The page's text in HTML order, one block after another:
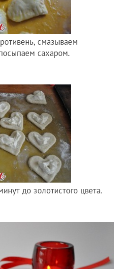
смазываем
сахаром.
до золотистого цвета.